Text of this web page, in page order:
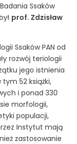
Ssaków
prof. Zdzisław
Ssaków PAN od
rozwój teriologii
jego istnienia
tym 52 książki,
i ponad 330
morfologii,
populacji,
Instytut mają
zastosowanie